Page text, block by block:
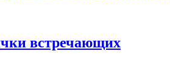
встречающих